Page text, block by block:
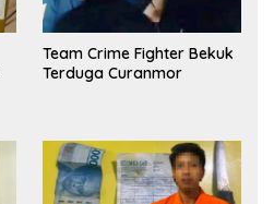
Team Crime Fighter Bekuk
Terduga Curanmor